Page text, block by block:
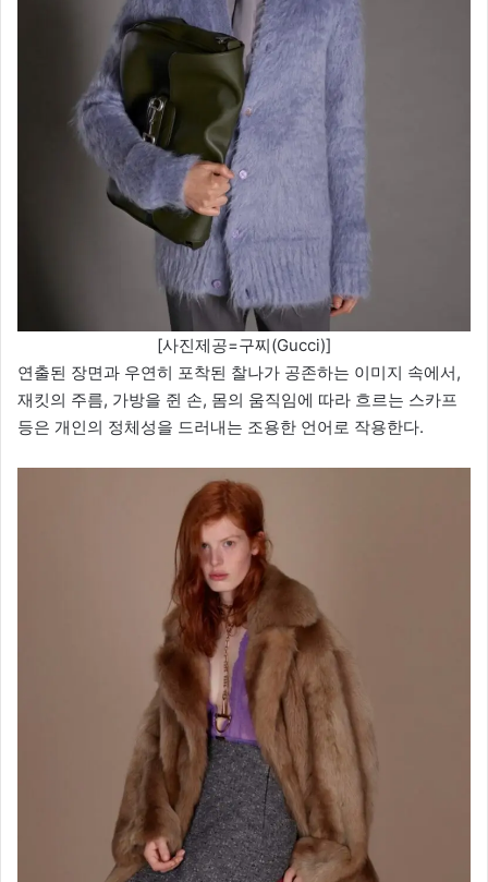
[사진제공=구찌(Gucci)]
연출된 장면과 우연히 포착된 찰나가 공존하는 이미지 속에서,
재킷의 주름, 가방을 쥔 손, 몸의 움직임에 따라 흐르는 스카프
등은 개인의 정체성을 드러내는 조용한 언어로 작용한다.